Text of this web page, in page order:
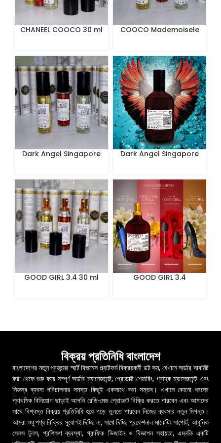
CHANEEL COOCO 30 ml
COOCO Mademoisele
Dark Angel Singapore
Dark Angel Singapore
GOOD GIRL 3.4 30 ml
GOOD GIRL 3.4
বিক্রয় প্রতিনিধি বাংলাদেশ
বাংলাদেশের নতুন প্রজন্মের স্মার্ট বিজনেস প্ল্যাটফর্ম বিক্রয়কর্মী ডট কম, যেখানে অর্ডার সাবমিট
করা থেকে শুরু করে সম্পূর্ণ অর্ডার ম্যানেজমেন্ট, প্রোডাক্ট শেয়ারিং, গ্রাহক ম্যানেজমেন্ট এবং
নিজস্ব ব্যবসা পরিচালনার সমস্ত কিছুই একসাথে করা সম্ভব। এখানে কোনো ধরনের
প্রাথমিক বিনিয়োগ ছাড়াই আপনি রেডি-মেড প্রোডাক্ট বিক্রি করতে পারবেন এবং আমাদের
সাথে বিশ্বস্ত বিক্রয় প্রতিনিধি হয়ে গড়ে তুলতে পারবেন নিজের ব্যবসার নতুন দিগন্ত।
আমরা শুধু পণ্য বিক্রির সুযোগই দিচ্ছি না, সাথে দিচ্ছি প্রফেশনাল মার্কেটিং সাপোর্ট, আধুনিক
সেলস টুলস, প্রশিক্ষণ ব্যবস্থা, গ্রাফিক ডিজাইন ও বিজ্ঞাপন সহায়তা, এমনকি একটি